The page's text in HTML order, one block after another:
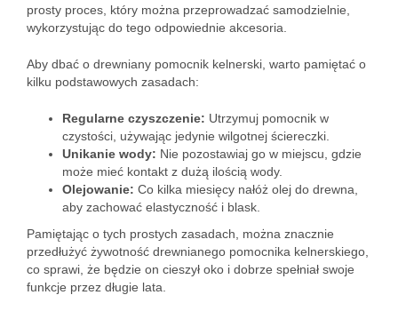
prosty proces, który można przeprowadzać samodzielnie,
wykorzystując do tego odpowiednie akcesoria.
Aby dbać o drewniany pomocnik kelnerski, warto pamiętać o
kilku podstawowych zasadach:
Regularne czyszczenie: Utrzymuj pomocnik w
czystości, używając jedynie wilgotnej ściereczki.
Unikanie wody: Nie pozostawiaj go w miejscu, gdzie
może mieć kontakt z dużą ilością wody.
Olejowanie: Co kilka miesięcy nałóż olej do drewna,
aby zachować elastyczność i blask.
Pamiętając o tych prostych zasadach, można znacznie
przedłużyć żywotność drewnianego pomocnika kelnerskiego,
co sprawi, że będzie on cieszył oko i dobrze spełniał swoje
funkcje przez długie lata.